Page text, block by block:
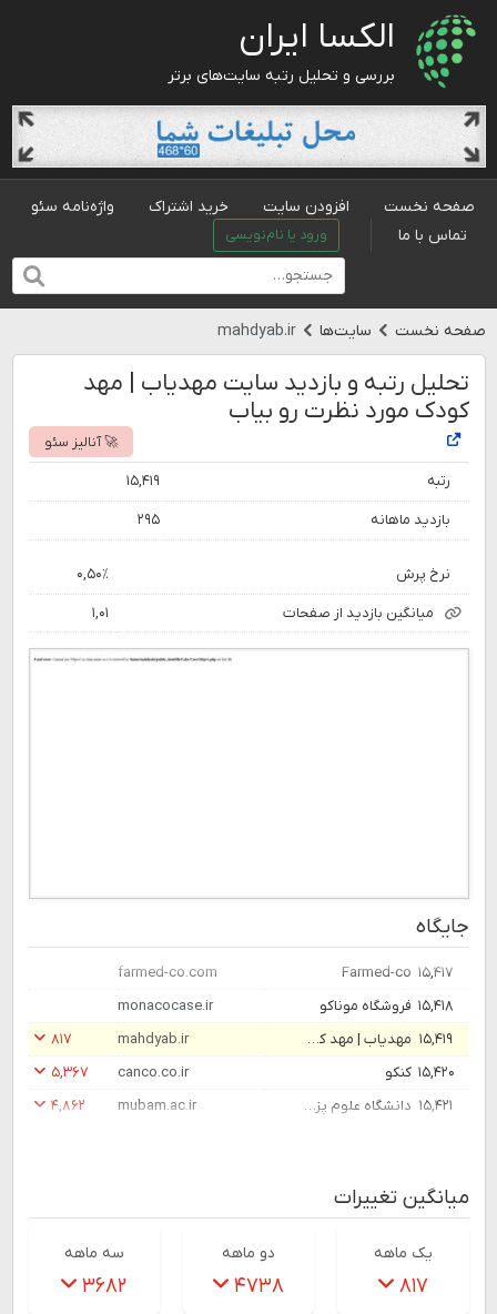
الکسا ایران
بررسی و تحلیل رتبه سایت‌های برتر
صفحه نخست افزودن سایت خرید اشتراک
واژه‌نامه سئو
تماس با ما
ورود یا نام‌نویسی
صفحه نخست سایت‌ها mahdyab.ir
تحلیل رتبه و بازدید سایت مهدیاب | مهد
کودک مورد نظرت رو بیاب
🚀 آنالیز سئو
رتبه ۱۵,۴۱۹
بازدید ماهانه ۲۹۵
نرخ پرش ۰,۵۰٪
میانگین بازدید از صفحات ۱,۰۱
جایگاه
۱۵,۴۱۷ Farmed-co
farmed-co.com
۱۵,۴۱۸ فروشگاه موناکو
monacocase.ir
۱۵,۴۱۹
مهدیاب | مهد کودک مورد نظرت رو بیاب mahdyab.ir
۸۱۷
۱۵,۴۲۰ کنکو canco.co.ir
۵,۳۶۷
۱۵,۴۲۱
دانشگاه علوم پزشکی بم mubam.ac.ir ۴,۸۶۲
میانگین تغییرات
یک ماهه
۸۱۷
دو ماهه
۴۷۳۸
سه ماهه
۳۶۸۲